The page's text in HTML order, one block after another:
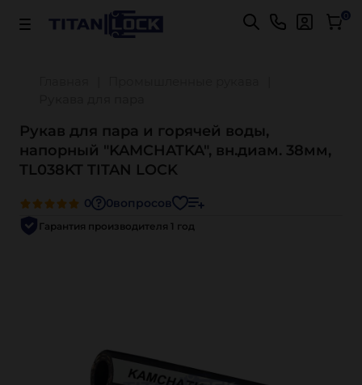
Важно! Для оплаты заказов Подробнее 0
Рукав для пара и горячей воды,
напорный "KAMCHATKA", вн.диам. 38мм,
TL038KT TITAN LOCK
0 0вопросов
Гарантия производителя 1 год